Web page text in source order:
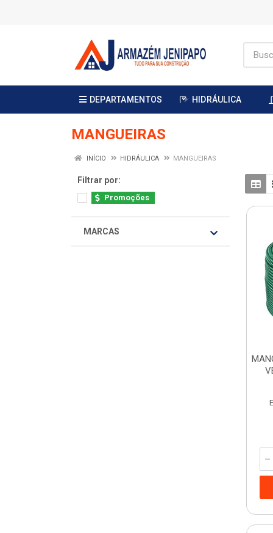
DEPARTAMENTOS HIDRÁULICA
MANGUEIRAS
INÍCIO HIDRÁULICA MANGUEIRAS
Filtrar por:
Promoções
MARCAS